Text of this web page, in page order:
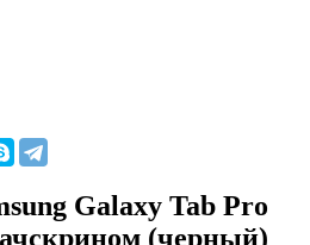
Galaxy Tab Pro
(черный)